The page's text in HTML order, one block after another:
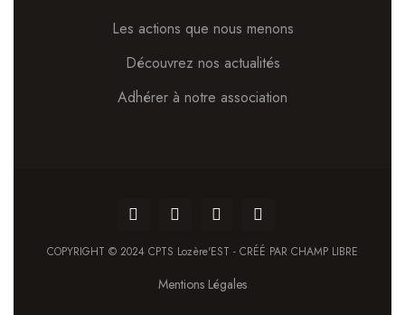
Les actions que nous menons
Découvrez nos actualités
Adhérer à notre association
COPYRIGHT © 2024 CPTS Lozère'EST - CRÉÉ PAR CHAMP LIBRE
Mentions Légales